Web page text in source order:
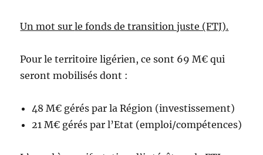
Un mot surle fonds de transition juste (FTJ).
Pour le territoire ligérien, ce sont 69 M€ qui
seront mobilisés dont :
48 M€ gérés par la Région (investissement)
21 M€ gérés par l’Etat (emploi/compétences)